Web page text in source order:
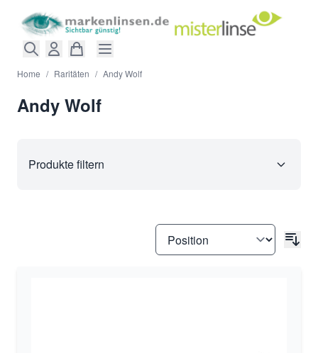
Home / Raritäten / Andy Wolf
Andy Wolf
Produkte filtern